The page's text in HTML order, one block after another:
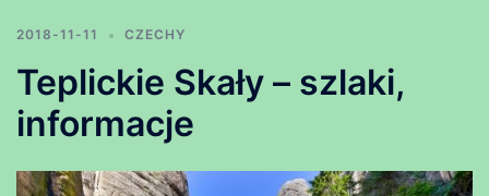
2018-11-11 CZECHY
Teplickie Skały – szlaki,
informacje